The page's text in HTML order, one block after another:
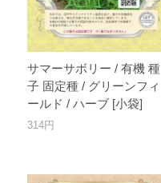
サマーサボリー / 有機 種
子 固定種 / グリーンフィ
ールド / ハーブ [小袋]
314円